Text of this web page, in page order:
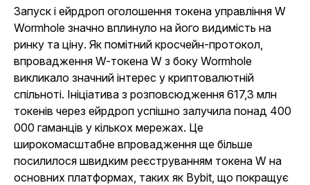
Запуск і ейрдроп оголошення токена управління W
Wormhole значно вплинуло на його видимість на
ринку та ціну. Як помітний кросчейн-протокол,
впровадження W-токена W з боку Wormhole
викликало значний інтерес у криптовалютній
спільноті. Ініціатива з розповсюдження 617,3 млн
токенів через ейрдроп успішно залучила понад 400
000 гаманців у кількох мережах. Це
широкомасштабне впровадження ще більше
посилилося швидким реєструванням токена W на
основних платформах, таких як Bybit, що покращує